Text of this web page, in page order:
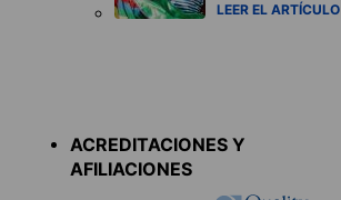
LEER EL ARTÍCULO
ACREDITACIONES Y
AFILIACIONES